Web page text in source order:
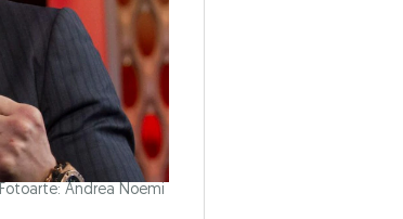
Andrea Noemi